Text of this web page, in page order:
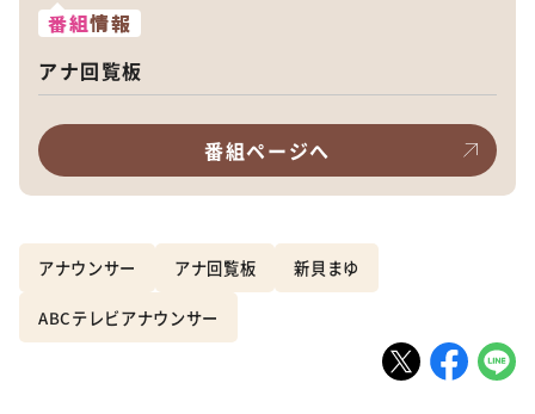
番組情報
アナ回覧板
番組ページへ
アナウンサー アナ回覧板 新貝まゆ
ABCテレビアナウンサー